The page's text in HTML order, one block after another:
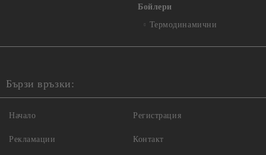
Бойлери
Термодинамични
Бързи връзки:
Начало
Рекламации
Регистрация
Контакт